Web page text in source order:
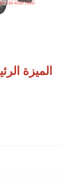
الميزة